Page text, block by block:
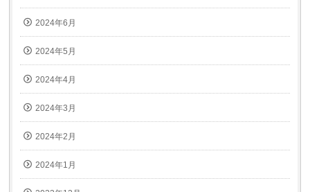
2024年6月
2024年5月
2024年4月
2024年3月
2024年2月
2024年1月